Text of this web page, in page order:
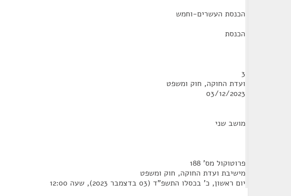
הכנסת העשרים-וחמש
הכנסת
3
ועדת החוקה, חוק ומשפט
03/12/2023
מושב שני
פרוטוקול מס' 188
מישיבת ועדת החוקה, חוק ומשפט
יום ראשון, כ' בכסלו התשפ"ד (03 בדצמבר 2023), שעה 12:00